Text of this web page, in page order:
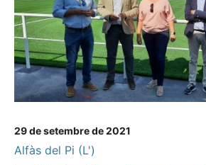
29 de setembre de 2021
Alfàs del Pi (L')